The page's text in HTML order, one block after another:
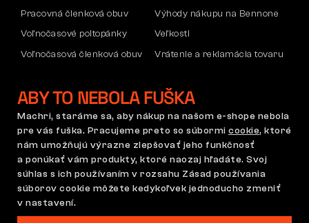
Pracovná členková obuv
Voľnočasové poltopánky
Voľnočasová členková obuv
Mikiny
Výhody nákupu na Bennone
Veľkosti
Vrátenie a reklamácia tovaru
Firemný účet
Reklamácia a záruka
Obchodné podmienky
Reklamačný poriadok
Nastavenie súborov cookie
GDPR
ABY TO NEBOLA FUŠKA
Machri, staráme sa, aby nákup na našom e-shope nebola
pre vás fuška. Pracujeme preto so súbormi cookie, ktoré
nám umožňujú výrazne zlepšovať jeho funkčnosť
a ponúkať vám produkty, ktoré naozaj hľadáte. Svoj
súhlas s ich používaním v rozsahu Zásad používania
súborov cookie môžete kedykoľvek jednoducho zmeniť
v nastavení.